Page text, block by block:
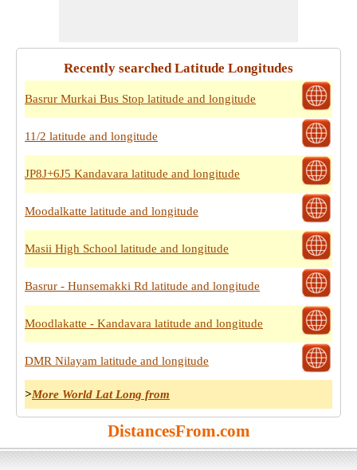
Recently searched Latitude Longitudes
Basrur Murkai Bus Stop latitude and longitude
11/2 latitude and longitude
JP8J+6J5 Kandavara latitude and longitude
Moodalkatte latitude and longitude
Masii High School latitude and longitude
Basrur - Hunsemakki Rd latitude and longitude
Moodlakatte - Kandavara latitude and longitude
DMR Nilayam latitude and longitude
>More World Lat Long from
DistancesFrom.com